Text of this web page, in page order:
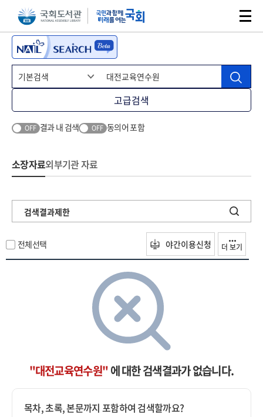
본문 바로가기주메뉴 바로가기
고급검색
OFF 결과 내 검색 OFF 동의어 포함
소장자료외부기관 자료
검색결과제한
전체선택 야간이용신청 더 보기
"대전교육연수원"에 대한 검색결과가 없습니다.
목차, 초록, 본문까지 포함하여 검색할까요?